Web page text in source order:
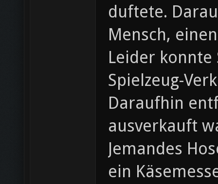
duftete.
Mensch,
Leider
Spielzeug-
Daraufhin
ausverkauft
Jemandes
ein